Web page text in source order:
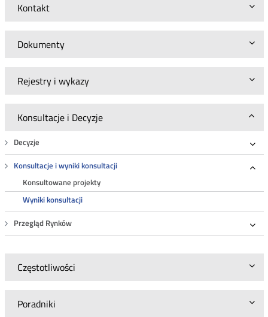
Kontakt
Dokumenty
Rejestry i wykazy
Konsultacje i Decyzje
Decyzje
Konsultacje i wyniki konsultacji
Konsultowane projekty
Wyniki konsultacji
Przegląd Rynków
Częstotliwości
Poradniki